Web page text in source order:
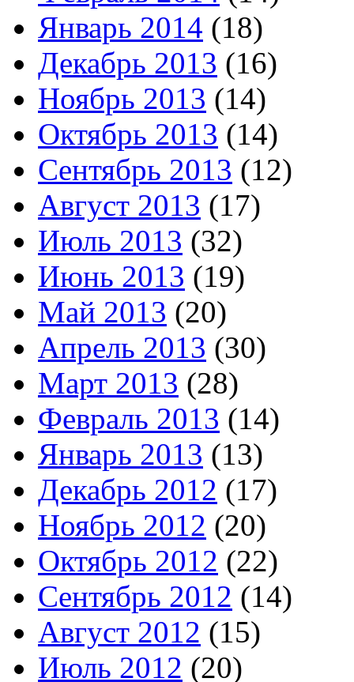
Январь 2014 (18)
Декабрь 2013 (16)
Ноябрь 2013 (14)
Октябрь 2013 (14)
Сентябрь 2013 (12)
Август 2013 (17)
Июль 2013 (32)
Июнь 2013 (19)
Май 2013 (20)
Апрель 2013 (30)
Март 2013 (28)
Февраль 2013 (14)
Январь 2013 (13)
Декабрь 2012 (17)
Ноябрь 2012 (20)
Октябрь 2012 (22)
Сентябрь 2012 (14)
Август 2012 (15)
Июль 2012 (20)